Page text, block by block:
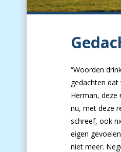
“Woorden
gedachten
Herman, deze
nu, met deze
schreef, ook
eigen
niet meer.